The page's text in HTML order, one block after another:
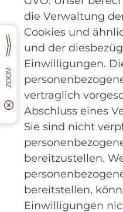
die Verwaltung
Cookies und
und der
Einwilligungen.
vertraglich
Abschluss eines
Sie sind nicht
bereitzustellen.
bereitstellen,
Einwilligungen